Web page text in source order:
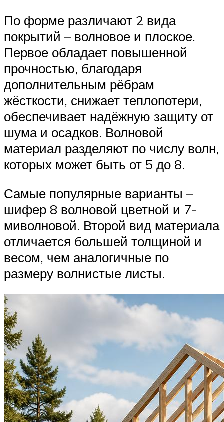
По форме различают 2 вида
покрытий – волновое и плоское.
Первое обладает повышенной
прочностью, благодаря
дополнительным рёбрам
жёсткости, снижает теплопотери,
обеспечивает надёжную защиту от
шума и осадков. Волновой
материал разделяют по числу волн,
которых может быть от 5 до 8.
Самые популярные варианты –
шифер 8 волновой цветной и 7-
миволновой. Второй вид материала
отличается большей толщиной и
весом, чем аналогичные по
размеру волнистые листы.